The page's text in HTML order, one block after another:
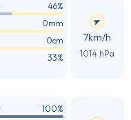
46%
0mm
0cm
33%
7km/h
1014 hPa
100%